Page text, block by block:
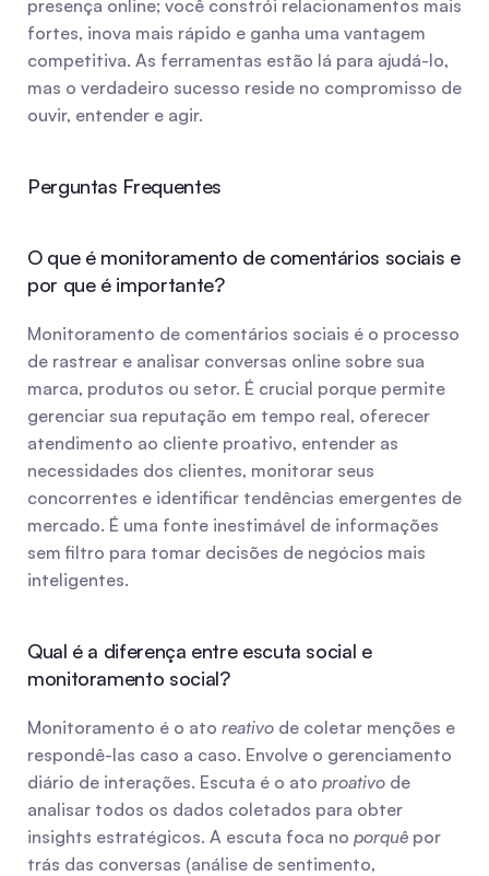
presença online; você constrói relacionamentos mais
fortes, inova mais rápido e ganha uma vantagem
competitiva. As ferramentas estão lá para ajudá-lo,
mas o verdadeiro sucesso reside no compromisso de
ouvir, entender e agir.
Perguntas Frequentes
O que é monitoramento de comentários sociais e
por que é importante?
Monitoramento de comentários sociais é o processo
de rastrear e analisar conversas online sobre sua
marca, produtos ou setor. É crucial porque permite
gerenciar sua reputação em tempo real, oferecer
atendimento ao cliente proativo, entender as
necessidades dos clientes, monitorar seus
concorrentes e identificar tendências emergentes de
mercado. É uma fonte inestimável de informações
sem filtro para tomar decisões de negócios mais
inteligentes.
Qual é a diferença entre escuta social e
monitoramento social?
Monitoramento é o ato reativo de coletar menções e
respondê-las caso a caso. Envolve o gerenciamento
diário de interações. Escuta é o ato proativo de
analisar todos os dados coletados para obter
insights estratégicos. A escuta foca no porquê por
trás das conversas (análise de sentimento,